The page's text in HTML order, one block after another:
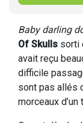
Baby darling
Of Skulls sorti
avait reçu
difficile
sont pas allés
morceaux